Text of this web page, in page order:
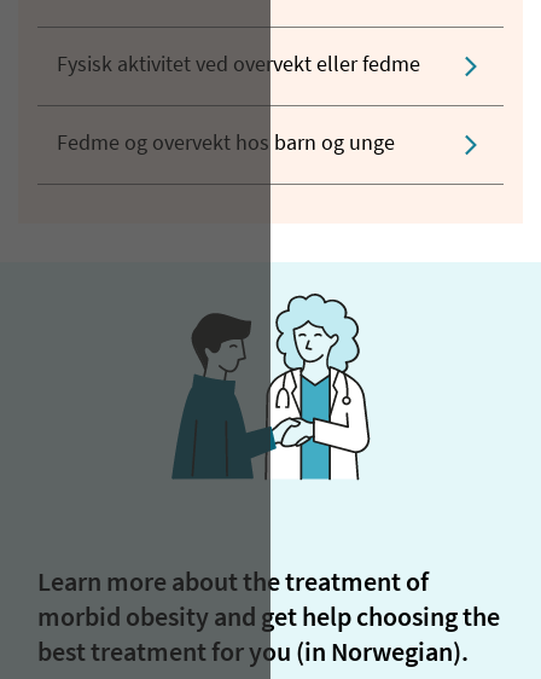
Fysisk aktivitet ved overvekt eller fedme
Fedme og overvekt hos barn og unge
Learn more about the treatment of
morbid obesity and get help choosing the
best treatment for you (in Norwegian).